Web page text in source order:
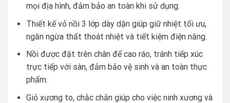
mọi địa hình, đảm bảo an toàn khi sử dụng.
Thiết kế vỏ nồi 3 lớp dày dặn giúp giữ nhiệt tối ưu,
ngăn ngừa thất thoát nhiệt và tiết kiệm điện năng.
Nồi được đặt trên chân đế cao ráo, tránh tiếp xúc
trực tiếp với sàn, đảm bảo vệ sinh và an toàn thực
phẩm.
Giỏ xương to, chắc chắn giúp cho việc ninh xương và